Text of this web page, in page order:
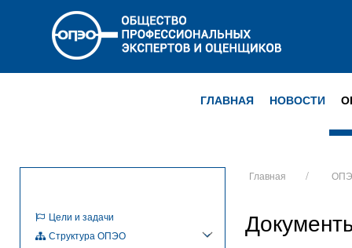
ГЛАВНАЯ НОВОСТИ
Главная
Цели и задачи
Структура ОПЭО